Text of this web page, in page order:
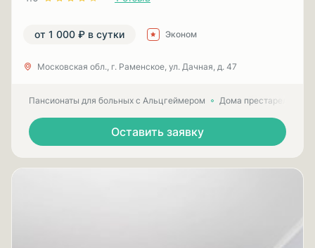
от 1 000 ₽ в сутки Эконом
Московская обл., г. Раменское, ул. Дачная, д. 47
Пансионаты для больных с Альцгеймером Дома престарелых
Оставить заявку